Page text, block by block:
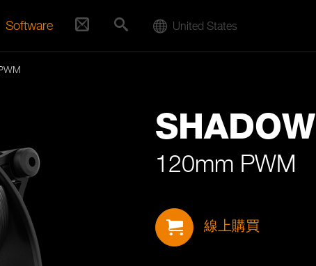
Software United States
SHADOW
120mm PWM
線上購買